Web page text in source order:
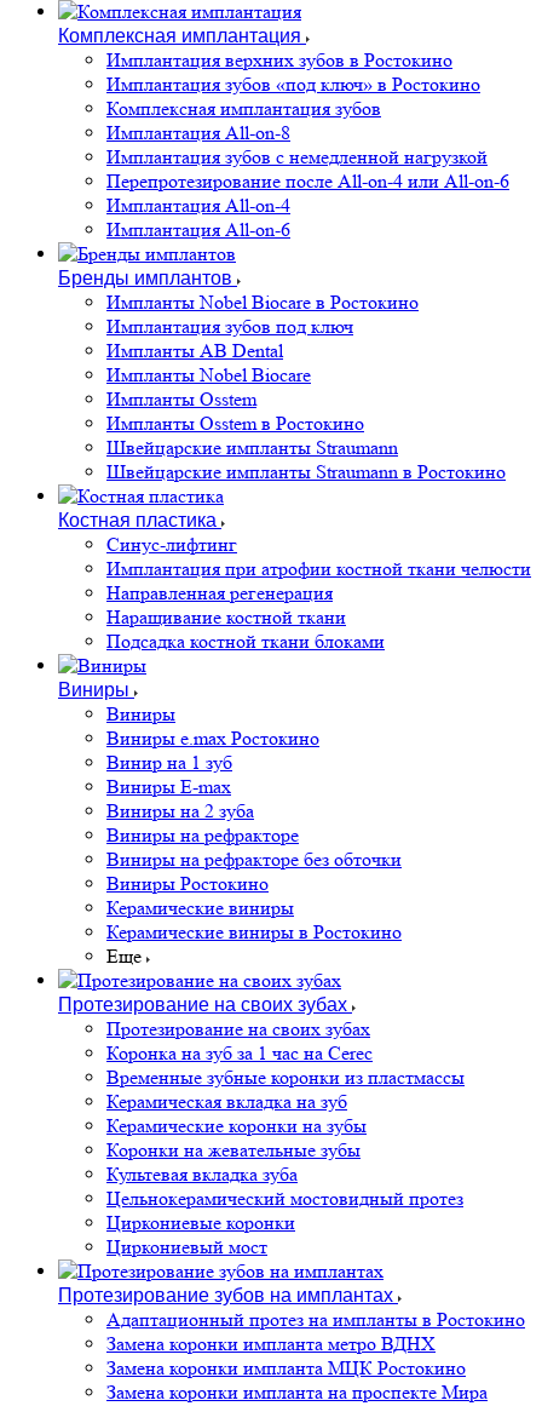
Комплексная имплантация
Имплантация верхних зубов в Ростокино
Имплантация зубов «под ключ» в Ростокино
Комплексная имплантация зубов
Имплантация All-on-8
Имплантация зубов с немедленной нагрузкой
Перепротезирование после All-on-4 или All-on-6
Имплантация All-on-4
Имплантация All-on-6
Бренды имплантов
Импланты Nobel Biocare в Ростокино
Имплантация зубов под ключ
Импланты AB Dental
Импланты Nobel Biocare
Импланты Osstem
Импланты Osstem в Ростокино
Швейцарские импланты Straumann
Швейцарские импланты Straumann в Ростокино
Костная пластика
Cинус-лифтинг
Имплантация при атрофии костной ткани челюсти
Направленная регенерация
Наращивание костной ткани
Подсадка костной ткани блоками
Виниры
Виниры
Виниры e.max Ростокино
Винир на 1 зуб
Виниры E-max
Виниры на 2 зуба
Виниры на рефракторе
Виниры на рефракторе без обточки
Виниры Ростокино
Керамические виниры
Керамические виниры в Ростокино
Еще
Протезирование на своих зубах
Протезирование на своих зубах
Коронка на зуб за 1 час на Cerec
Временные зубные коронки из пластмассы
Керамическая вкладка на зуб
Керамические коронки на зубы
Коронки на жевательные зубы
Культевая вкладка зуба
Цельнокерамический мостовидный протез
Циркониевые коронки
Циркониевый мост
Протезирование зубов на имплантах
Адаптационный протез на импланты в Ростокино
Замена коронки импланта метро ВДНХ
Замена коронки импланта МЦК Ростокино
Замена коронки импланта на проспекте Мира